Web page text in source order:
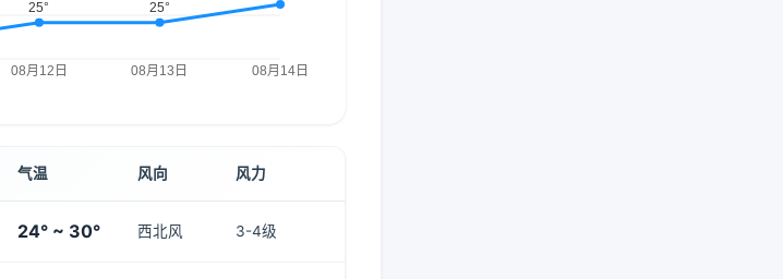
气温 风向 风力
24° ~ 30° 西北风 3-4级